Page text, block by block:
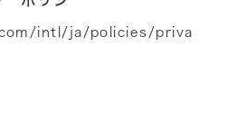
intl/ja/policies/priva